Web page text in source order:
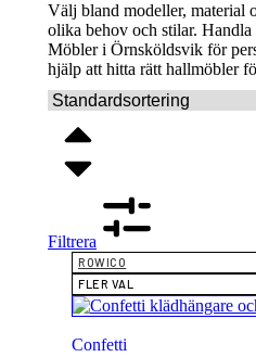
Välj bland modeller, material
olika behov och stilar.
Möbler i Örnsköldsvik för
hjälp att hitta rätt hallmöbler
Filtrera
ROWICO
FLER VAL
Confetti